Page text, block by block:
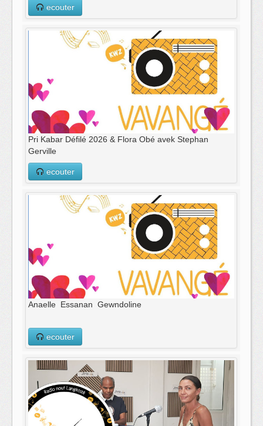
ecouter
Pri Kabar Défilé 2026 & Flora Obé avek Stephan
Gerville
ecouter
Anaelle Essanan Gewndoline
ecouter